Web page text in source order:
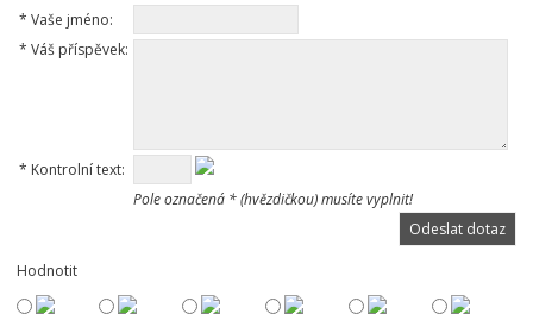
* Vaše jméno:
* Váš příspěvek:
* Kontrolní text:
Pole označená * (hvězdičkou) musíte vyplnit!
Hodnotit